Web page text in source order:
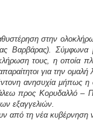
στην
Βαρβάρας).
τους, η οποία
για την
ανησυχία μήπως
προς Κορυδαλλό –
εξαγγελιών.
από τη νέα